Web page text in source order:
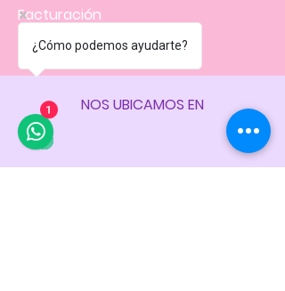
Facturación
Políticasde la tienda
NOS UBICAMOS EN
¿Cómo podemos ayudarte?
1